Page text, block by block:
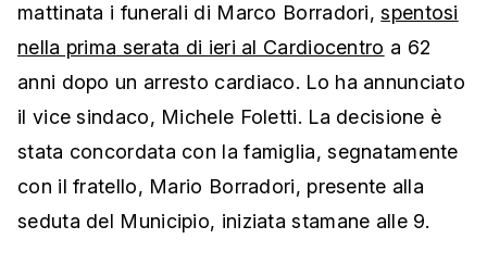
mattinata i funerali di Marco Borradori,spentosi
nella prima serata di ieri al Cardiocentro a 62
anni dopo un arresto cardiaco. Lo ha annunciato
il vice sindaco, Michele Foletti. La decisione è
stata concordata con la famiglia, segnatamente
con il fratello, Mario Borradori, presente alla
seduta del Municipio, iniziata stamane alle 9.